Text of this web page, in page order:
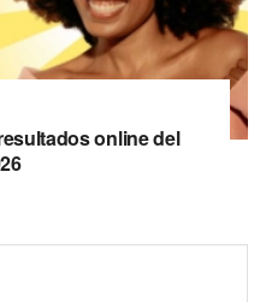
online del